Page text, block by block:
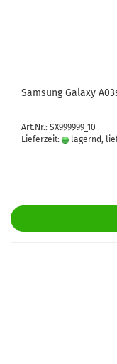
Sam­sung Ga­la­xy
Art.Nr.: SX999999_10
Lieferzeit:
lagernd,